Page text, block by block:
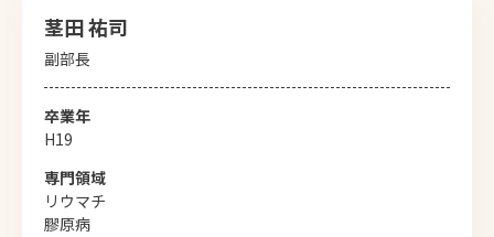
茎田 祐司
副部長
卒業年
H19
専⾨領域
リウマチ
膠原病